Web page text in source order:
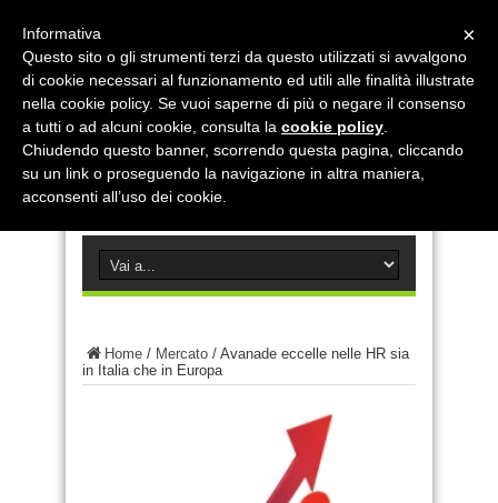
Home / Mercato / Avanade eccelle nelle HR sia
in Italia che in Europa
×
Informativa
Questo sito o gli strumenti terzi da questo utilizzati si avvalgono
di cookie necessari al funzionamento ed utili alle finalità illustrate
nella cookie policy. Se vuoi saperne di più o negare il consenso
a tutti o ad alcuni cookie, consulta la cookie policy
Chiudendo questo banner, scorrendo questa pagina, cliccando
su un link o proseguendo la navigazione in altra maniera,
acconsenti all’uso dei cookie.